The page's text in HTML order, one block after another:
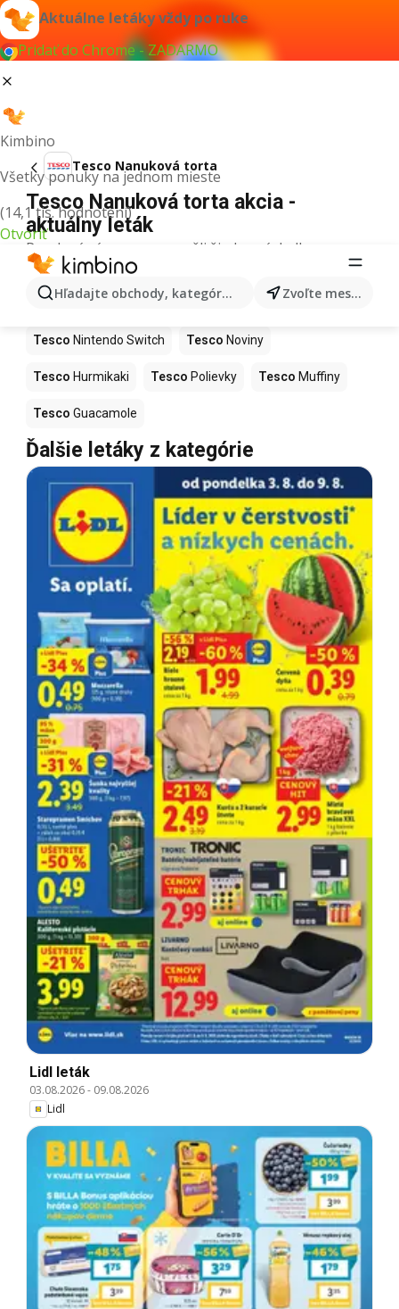
Aktuálne letáky vždy po ruke
Pridať do Chrome - ZADARMO
Kimbino
Všetky ponuky na jednom mieste
(14,1 tis. hodnotení)
Otvoriť
Hľadajte obchody, kategórie, produkty... Zvoľte mesto
Tesco Nanuková torta
Tesco Nanuková torta akcia -
aktuálny leták
Pre daný výraz sme nenašli žiadne výsledky.
Ďalšie produkty v obchodoch Tesco
Tesco Kapor Tesco Ashwagandha
Tesco Nintendo Switch Tesco Noviny
Tesco Hurmikaki Tesco Polievky Tesco Muffiny
Tesco Guacamole
Ďalšie letáky z kategórie
Lidl leták
03.08.2026- 09.08.2026
Lidl